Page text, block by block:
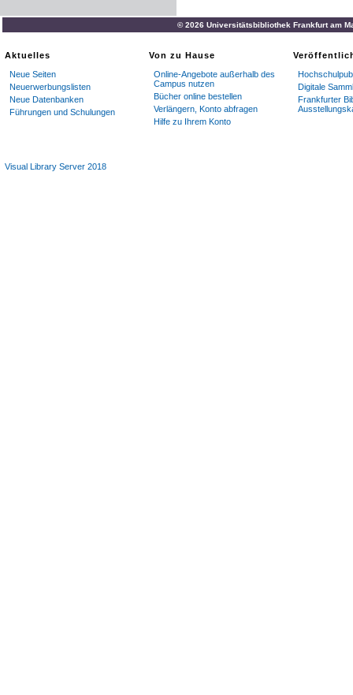
© 2026 Universitätsbibliothek Frankfurt am
Aktuelles
Neue Seiten
Neuerwerbungslisten
Neue Datenbanken
Führungen und Schulungen
Von zu Hause
Online-Angebote außerhalb des
Campus nutzen
Bücher online bestellen
Verlängern, Konto abfragen
Hilfe zu Ihrem Konto
Digitale
Frankfurter
Visual Library Server 2018